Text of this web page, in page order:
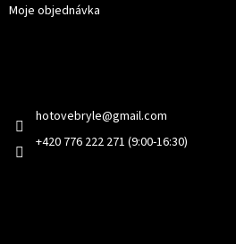
Moje objednávka
hotovebryle@gmail.com
+420 776 222 271 (9:00-16:30)